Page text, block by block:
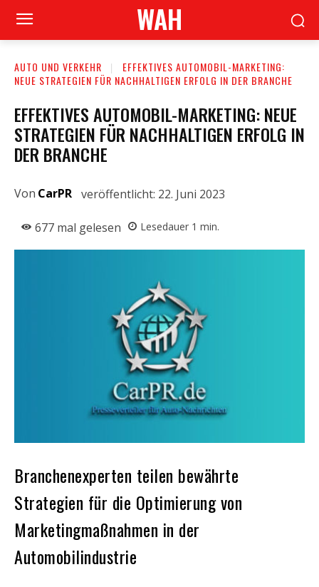
WAH
AUTO UND VERKEHR
EFFEKTIVES AUTOMOBIL-MARKETING:
NEUE STRATEGIEN FÜR NACHHALTIGEN ERFOLG IN DER BRANCHE
EFFEKTIVES AUTOMOBIL-MARKETING: NEUE
STRATEGIEN FÜR NACHHALTIGEN ERFOLG IN
DER BRANCHE
Von CarPR veröffentlicht: 22. Juni 2023
677 mal gelesen Lesedauer 1 min.
Branchenexperten teilen bewährte
Strategien für die Optimierung von
Marketingmaßnahmen in der
Automobilindustrie